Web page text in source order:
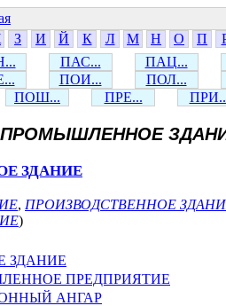
З И Й К Л М Н О П
ПАС...
ПАЦ...
ПОИ...
ПОЛ...
ПОШ... ПРЕ...
ПРОМЫШЛЕННОЕ
ЗДАНИЕ
, ПРОИЗВОДСТВЕННОЕ
)
ЗДАНИЕ
ПРЕДПРИЯТИЕ
АНГАР